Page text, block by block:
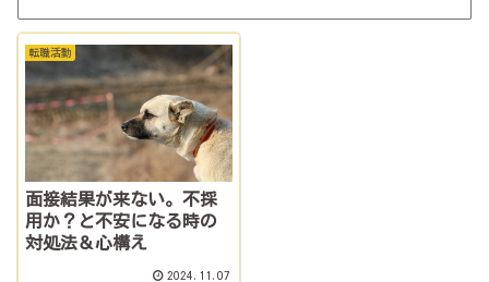
転職活動
面接結果が来ない。不採
用か？と不安になる時の
対処法＆心構え
2024.11.07